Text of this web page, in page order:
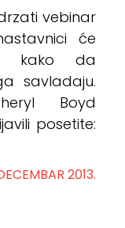
vebinar
će
kako da
savladaju.
Boyd
posetite:
2013.